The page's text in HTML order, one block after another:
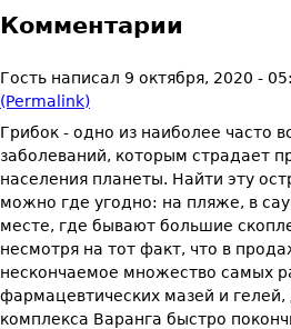
Комментарии
Гость написал 9 октября, 2020 -
(Permalink)
Грибок - одно из наиболее часто
заболеваний, которым страдает
населения планеты. Найти эту
можно где угодно: на пляже, в
месте, где бывают большие
несмотря на тот факт, что в
нескончаемое множество самых
фармацевтических мазей и
комплекса Варанга быстро